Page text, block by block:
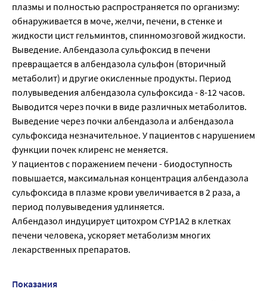
плазмы и полностью распространяется по организму:
обнаруживается в моче, желчи, печени, в стенке и
жидкости цист гельминтов, спинномозговой жидкости.
Выведение. Албендазола сульфоксид в печени
превращается в албендазола сульфон (вторичный
метаболит) и другие окисленные продукты. Период
полувыведения албендазола сульфоксида - 8-12 часов.
Выводится через почки в виде различных метаболитов.
Выведение через почки албендазола и албендазола
сульфоксида незначительное. У пациентов с нарушением
функции почек клиренс не меняется.
У пациентов с поражением печени - биодоступность
повышается, максимальная концентрация албендазола
сульфоксида в плазме крови увеличивается в 2 раза, а
период полувыведения удлиняется.
Албендазол индуцирует цитохром CYP1A2 в клетках
печени человека, ускоряет метаболизм многих
лекарственных препаратов.
Показания